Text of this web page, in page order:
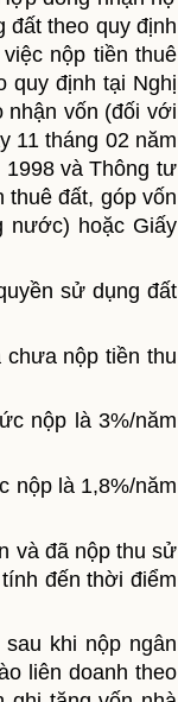
đất theo quy định
nộp tiền thuê
quy định tại Nghị
nhận vốn (đối với
11 tháng 02 năm
và Thông tư
thuê đất, góp vốn
nước) hoặc Giấy
sử dụng đất
nộp tiền thu
nộp là 3%/năm
nộp là 1,8%/năm
và đã nộp thu sử
đến thời điểm
khi nộp ngân
liên doanh theo